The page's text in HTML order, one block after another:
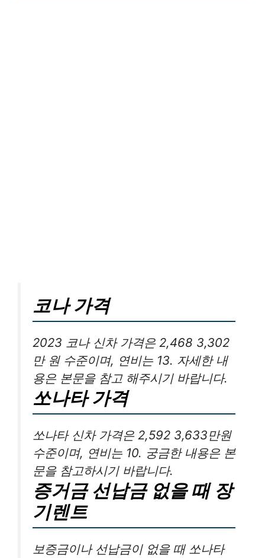
코나 가격
2023 코나 신차 가격은 2,468 3,302
만 원 수준이며, 연비는 13. 자세한 내
용은 본문을 참고 해주시기 바랍니다.
쏘나타 가격
쏘나타 신차 가격은 2,592 3,633만원
수준이며, 연비는 10. 궁금한 내용은 본
문을 참고하시기 바랍니다.
증거금 선납금 없을 때 장
기렌트
보증금이나 선납금이 없을 때 쏘나타